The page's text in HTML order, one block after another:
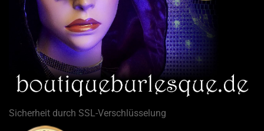
Sicherheit durch SSL-Verschlüsselung